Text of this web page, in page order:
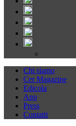
Chi siamo
Cer Magazine
Edicola
App
Press
Contatti